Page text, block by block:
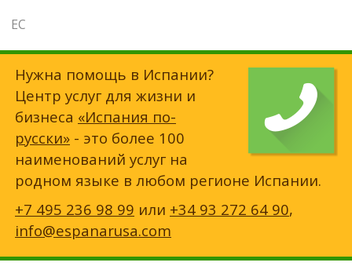
ЕС
Нужна помощь в Испании?
Центр услуг для жизни и
бизнеса «Испания по-
русски» - это более 100
наименований услуг на
родном языке в любом регионе Испании.
+7 495 236 98 99 или +34 93 272 64 90,
info@espanarusa.com